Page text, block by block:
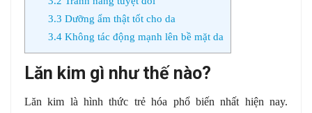
3.3 Dưỡng ẩm thật tốt cho da
3.4Không tác động mạnh lên bề mặt da
Lăn kim gì như thế nào?
Lăn kim là hình thức trẻ hóa phổ biến nhất hiện nay.